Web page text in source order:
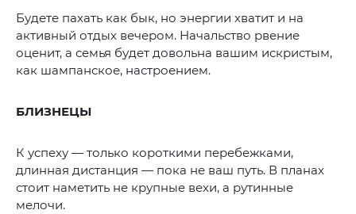
Будете пахать как бык, но энергии хватит и на
активный отдых вечером. Начальство рвение
оценит, а семья будет довольна вашим искристым,
как шампанское, настроением.
БЛИЗНЕЦЫ
К успеху — только короткими перебежками,
длинная дистанция — пока не ваш путь. В планах
стоит наметить не крупные вехи, а рутинные
мелочи.